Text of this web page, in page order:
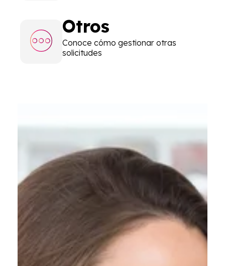
Otros
Conoce cómo gestionar otras
solicitudes